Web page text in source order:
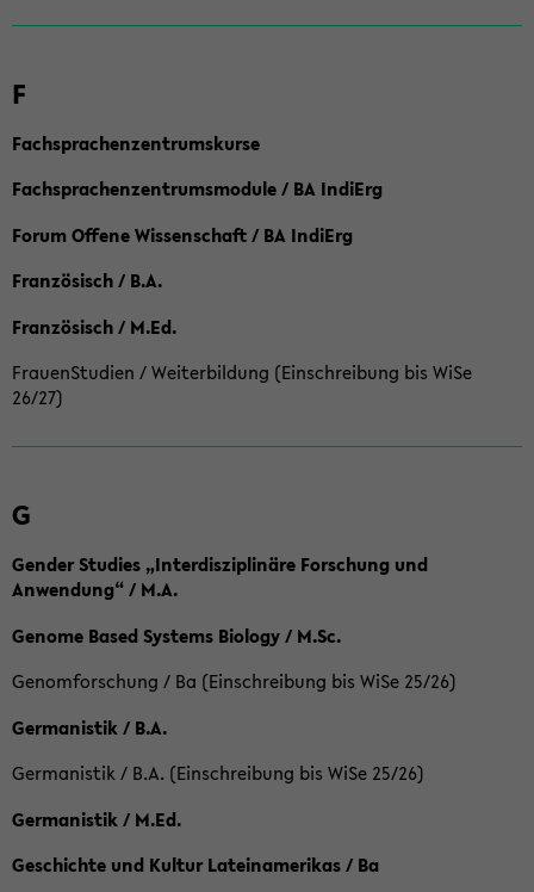
F
Fachsprachenzentrumskurse
Fachsprachenzentrumsmodule / BA IndiErg
Forum Offene Wissenschaft / BA IndiErg
Französisch / B.A.
Französisch / M.Ed.
FrauenStudien / Weiterbildung (Einschreibung bis WiSe
26/27)
G
Gender Studies „Interdisziplinäre Forschung und
Anwendung“ / M.A.
Genome Based Systems Biology / M.Sc.
Genomforschung / Ba (Einschreibung bis WiSe 25/26)
Germanistik / B.A.
Germanistik / B.A. (Einschreibung bis WiSe 25/26)
Germanistik / M.Ed.
Geschichte und Kultur Lateinamerikas / Ba